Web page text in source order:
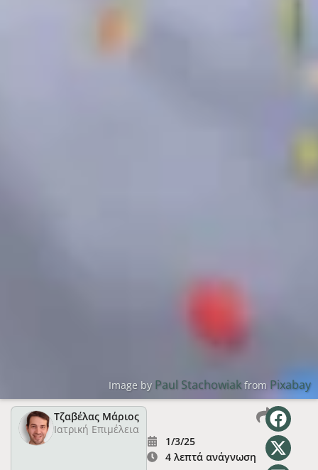
Image by Paul Stachowiak from Pixabay
Τζαβέλας Μάριος
Ιατρική Επιμέλεια
1/3/25
4 λεπτά ανάγνωση